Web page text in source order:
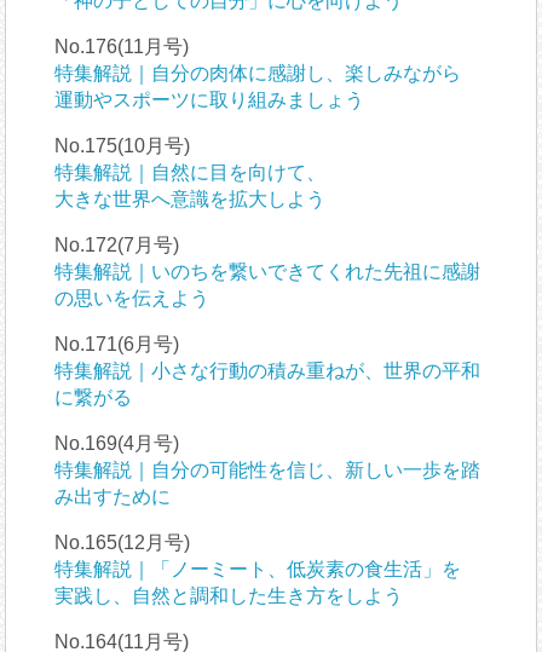
No.176(11月号)
特集解説｜自分の肉体に感謝し、楽しみながら
運動やスポーツに取り組みましょう
No.175(10月号)
特集解説｜自然に目を向けて、
大きな世界へ意識を拡大しよう
No.172(7月号)
特集解説｜いのちを繋いできてくれた先祖に感謝
の思いを伝えよう
No.171(6月号)
特集解説｜小さな行動の積み重ねが、世界の平和
に繋がる
No.169(4月号)
特集解説｜自分の可能性を信じ、新しい一歩を踏
み出すために
No.165(12月号)
特集解説｜「ノーミート、低炭素の食生活」を
実践し、自然と調和した生き方をしよう
No.164(11月号)